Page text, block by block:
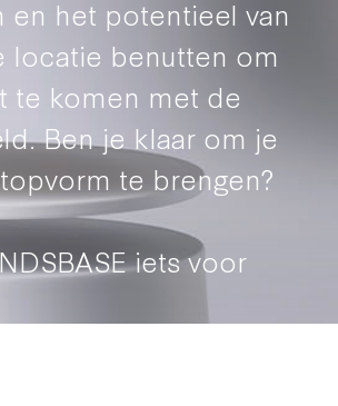
en het potentieel van
locatie benutten om
te komen met de
Ben je klaar om je
te brengen?
iets voor